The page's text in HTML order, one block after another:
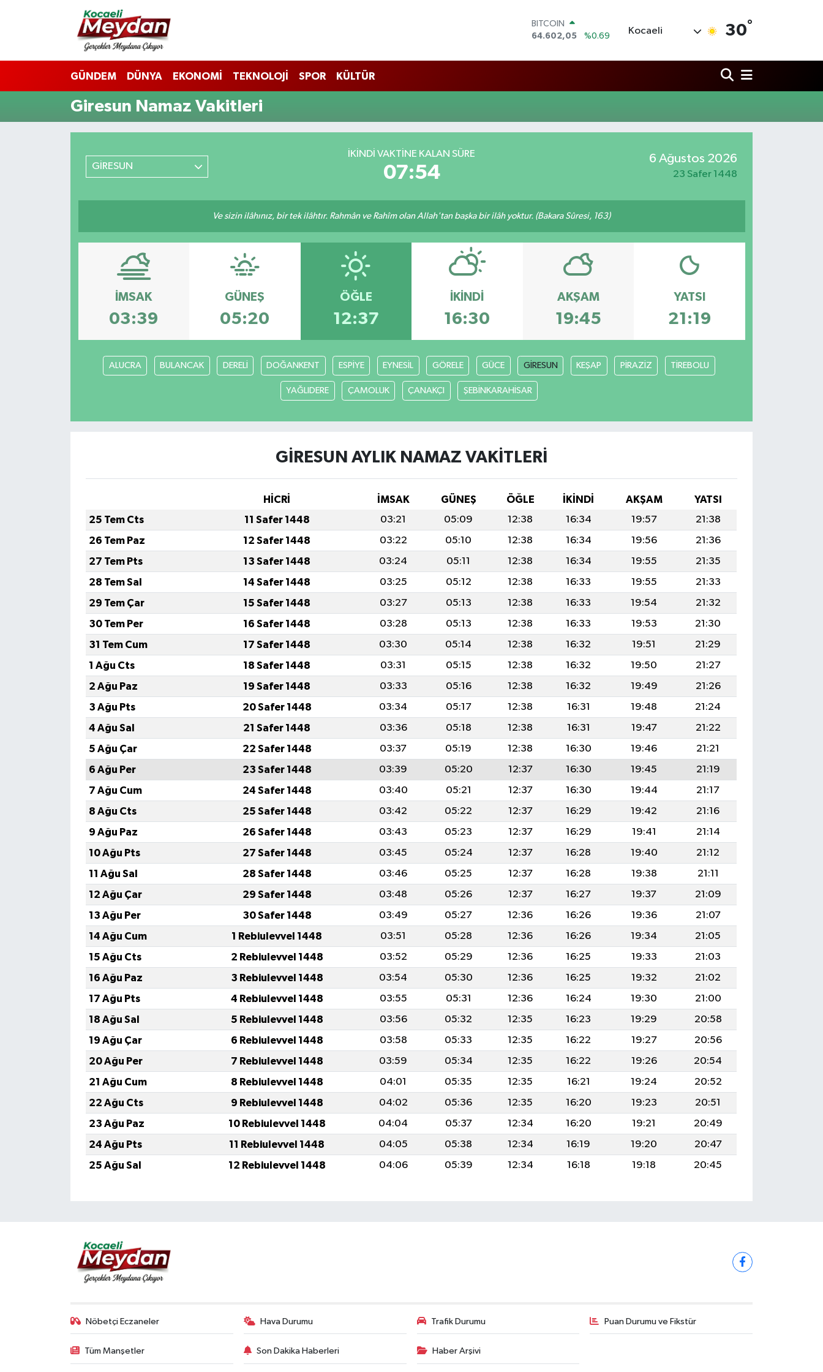
BITCOIN
64.602,05
%0.69
47,5986
%0.06
GRAM ALTIN
6518.23
%0.39
Kocaeli 30°
GÜNDEM DÜNYA EKONOMİ TEKNOLOJİ SPOR KÜLTÜR
Giresun Namaz Vakitleri
GİRESUN
İKINDI VAKTINE KALAN SÜRE
07:54
6 Ağustos 2026
23 Safer 1448
Ve sizin ilâhınız, bir tek ilâhtır. Rahmân ve Rahîm olan Allah'tan başka bir ilâh yoktur. (Bakara Sûresi, 163)
İMSAK
03:39
GÜNEŞ
05:20
ÖĞLE
12:37
İKINDI
16:30
AKŞAM
19:45
YATSI
21:19
ALUCRA BULANCAK DERELİ DOĞANKENT ESPİYE EYNESİL GÖRELE GÜCE GİRESUN KEŞAP PİRAZİZ TİREBOLU
YAĞLIDERE ÇAMOLUK ÇANAKÇI ŞEBİNKARAHİSAR
GİRESUN AYLIK NAMAZ VAKITLERI
HİCRİ İMSAK GÜNEŞ ÖĞLE İKINDI AKŞAM
YATSI
25 Tem Cts
11 Safer 1448 03:21 05:09 12:38 16:34 19:57
21:38
26 Tem Paz
12 Safer 1448 03:22 05:10 12:38 16:34 19:56
21:36
27 Tem Pts
13 Safer 1448 03:24 05:11 12:38 16:34 19:55
21:35
28 Tem Sal
14 Safer 1448 03:25 05:12 12:38 16:33 19:55
21:33
29 Tem Çar
15 Safer 1448 03:27 05:13 12:38 16:33 19:54
21:32
30 Tem Per
16 Safer 1448 03:28 05:13 12:38 16:33 19:53
21:30
31 Tem Cum
17 Safer 1448 03:30 05:14 12:38 16:32 19:51
21:29
1 Ağu Cts
18 Safer 1448 03:31 05:15 12:38 16:32 19:50
21:27
2 Ağu Paz
19 Safer 1448 03:33 05:16 12:38 16:32 19:49
21:26
3 Ağu Pts
20 Safer 1448 03:34 05:17 12:38 16:31 19:48
21:24
4 Ağu Sal
21 Safer 1448 03:36 05:18 12:38 16:31 19:47
21:22
5 Ağu Çar
22 Safer 1448 03:37 05:19 12:38 16:30 19:46
21:21
6 Ağu Per
23 Safer 1448 03:39 05:20 12:37 16:30 19:45
21:19
7 Ağu Cum
24 Safer 1448 03:40 05:21 12:37 16:30 19:44
21:17
8 Ağu Cts
25 Safer 1448 03:42 05:22 12:37 16:29 19:42
21:16
9 Ağu Paz
26 Safer 1448 03:43 05:23 12:37 16:29 19:41
21:14
10 Ağu Pts
27 Safer 1448 03:45 05:24 12:37 16:28 19:40
21:12
11 Ağu Sal
28 Safer 1448 03:46 05:25 12:37 16:28 19:38
21:11
12 Ağu Çar
29 Safer 1448 03:48 05:26 12:37 16:27 19:37
21:09
13 Ağu Per
30 Safer 1448 03:49 05:27 12:36 16:26 19:36
21:07
14 Ağu Cum
1 Rebiulevvel 1448 03:51 05:28 12:36 16:26 19:34
21:05
15 Ağu Cts
2 Rebiulevvel 1448 03:52 05:29 12:36 16:25 19:33
21:03
16 Ağu Paz
3 Rebiulevvel 1448 03:54 05:30 12:36 16:25 19:32
21:02
17 Ağu Pts
4 Rebiulevvel 1448 03:55 05:31 12:36 16:24 19:30
21:00
18 Ağu Sal
5 Rebiulevvel 1448 03:56 05:32 12:35 16:23 19:29
20:58
19 Ağu Çar
6 Rebiulevvel 1448 03:58 05:33 12:35 16:22 19:27
20:56
20 Ağu Per
7 Rebiulevvel 1448 03:59 05:34 12:35 16:22 19:26
20:54
21 Ağu Cum
8 Rebiulevvel 1448 04:01 05:35 12:35 16:21 19:24
20:52
22 Ağu Cts
9 Rebiulevvel 1448 04:02 05:36 12:35 16:20 19:23
20:51
23 Ağu Paz
10 Rebiulevvel 1448 04:04 05:37 12:34 16:20 19:21
20:49
24 Ağu Pts
11 Rebiulevvel 1448 04:05 05:38 12:34 16:19 19:20
20:47
25 Ağu Sal
12 Rebiulevvel 1448 04:06 05:39 12:34 16:18 19:18 20:45
Nöbetçi Eczaneler Hava Durumu Trafik Durumu Puan Durumu ve Fikstür
Tüm Manşetler Son Dakika Haberleri Haber Arşivi
Nöbetçi Eczaneler
Hava Durumu
Trafik Durumu
Tüm Manşetler
Son Dakika Haberleri
Haber Arşivi